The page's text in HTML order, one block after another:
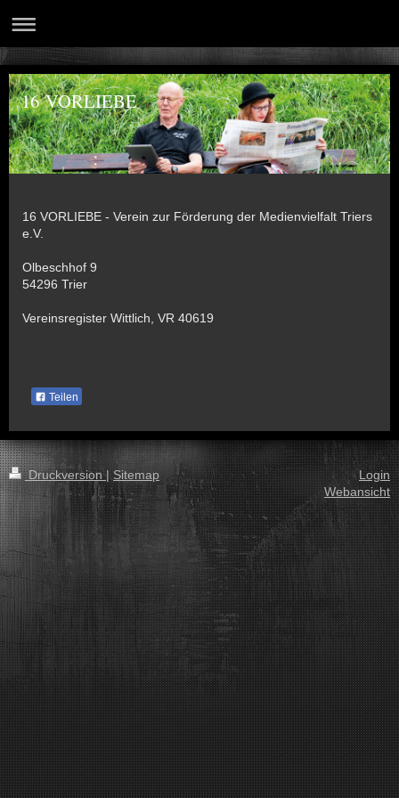
16 VORLIEBE
16 VORLIEBE - Verein zur Förderung der Medienvielfalt Triers
e.V.
Olbeschhof 9
54296 Trier
Vereinsregister Wittlich, VR 40619
Teilen
Druckversion| Sitemap
Login
Webansicht